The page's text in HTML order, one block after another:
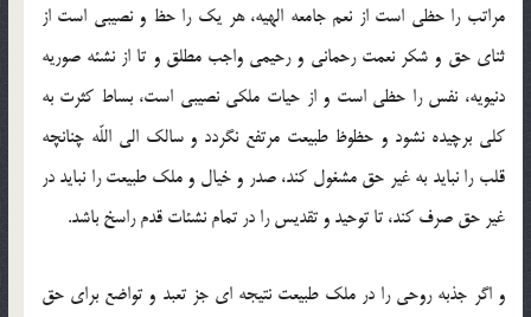
مراتب را حظى است از نعم جامعه الهيه، هر يك را حظ و نصيبى است از
ثناى حق و شكر نعمت رحمانى و رحيمى واجب مطلق و تا از نشئه صوريه
دنيويه، نفس را حظى است و از حيات ملكى نصيبى است، بساط كثرت به
كلى برچيده نشود و حظوظ طبيعت مرتفع نگردد و سالك الى اللّه چنانچه
قلب را نبايد به غير حق مشغول كند، صدر و خيال و ملك طبيعت را نبايد در
غير حق صرف كند، تا توحيد و تقديس را در تمام نشئات قدم راسخ باشد.
و اگر جذبه روحى را در ملك طبيعت نتيجه ‏اى جز تعبد و تواضع براى حق